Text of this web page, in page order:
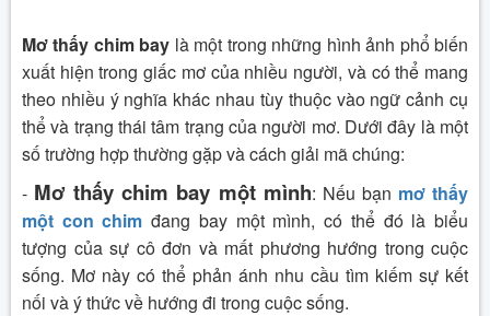
Mơ thấy chim bay là một trong những hình ảnh phổ biến
xuất hiện trong giấc mơ của nhiều người, và có thể mang
theo nhiều ý nghĩa khác nhau tùy thuộc vào ngữ cảnh cụ
thể và trạng thái tâm trạng của người mơ. Dưới đây là một
số trường hợp thường gặp và cách giải mã chúng:
- Mơ thấy chim bay một mình: Nếu bạn mơ thấy
một con chim đang bay một mình, có thể đó là biểu
tượng của sự cô đơn và mất phương hướng trong cuộc
sống. Mơ này có thể phản ánh nhu cầu tìm kiếm sự kết
nối và ý thức về hướng đi trong cuộc sống.